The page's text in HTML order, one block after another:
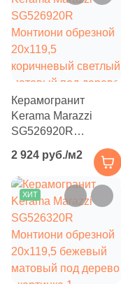
Safran (30)
Saloni (1
Settecento ( 1)
Stone4Home (
Stynul (1)
TGT Ceramics ( 2)
Tau Ceramica (4)
Togama (35)
Undefasa (4)
VIDREPUR (354)
VIVERE (14
Керамогранит
Kerama Marazzi
SG526920R
Монтиони обрезной
20x119,5
коричневый светлый
матовый под дерево
2 924 руб./м2
ХИТ